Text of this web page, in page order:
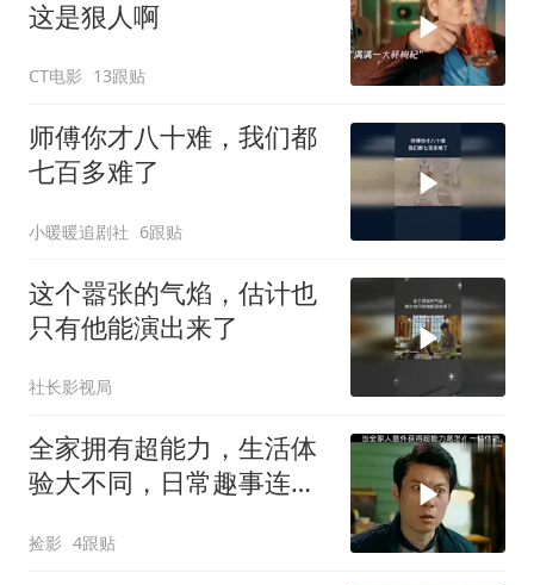
这是狠人啊
CT电影 13跟贴
师傅你才八十难，我们都
七百多难了
小暖暖追剧社 6跟贴
这个嚣张的气焰，估计也
只有他能演出来了
社长影视局
全家拥有超能力，生活体
验大不同，日常趣事连连
捡影 4跟贴